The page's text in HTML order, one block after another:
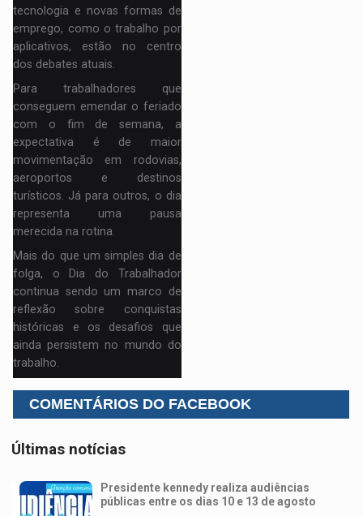
tecnologia e novas formas de
emprego, como o trabalho por
aplicativos, estão no centro
dos debates atuais.
Para trabalhadores que
conseguem emendar o feriado
com o fim de semana, a
expectativa é de maior
movimentação em rodovias,
aeroportos e destinos
turísticos. Já para outros, o dia
representa uma pausa
merecida na rotina.
Mais do que um simples dia de
folga, o Dia do Trabalhador
continua sendo um marco de
reflexão sobre conquistas
históricas e os desafios que
ainda persistem no mundo do
trabalho.
COMENTÁRIOS DO FACEBOOK
Últimas notícias
Presidente kennedy realiza audiências
públicas entre os dias 10 e 13 de agosto